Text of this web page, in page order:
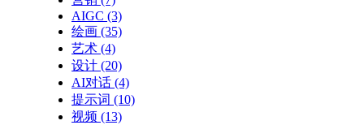
AIGC (3)
绘画 (35)
艺术 (4)
设计 (20)
AI对话 (4)
提示词 (10)
视频 (13)